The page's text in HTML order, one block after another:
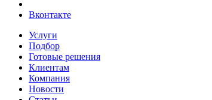
Вконтакте
Услуги
Подбор
Готовые решения
Клиентам
Компания
Новости